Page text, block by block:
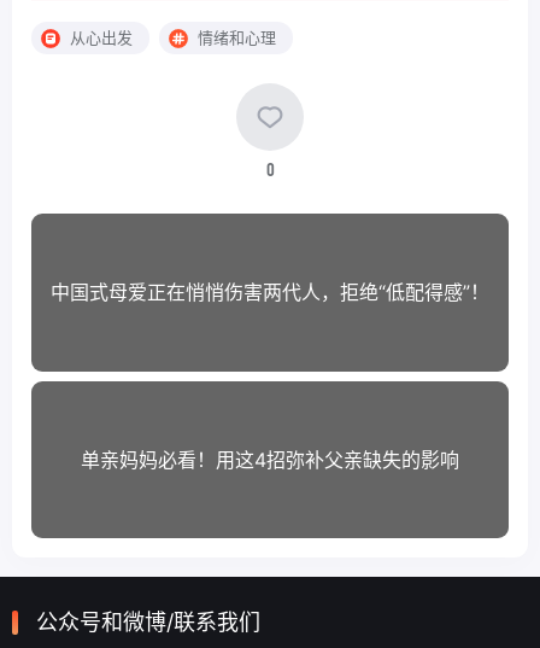
从心出发 情绪和心理
0
中国式母爱正在悄悄伤害两代人，拒绝“低配得感”！
单亲妈妈必看！用这4招弥补父亲缺失的影响
公众号和微博/联系我们